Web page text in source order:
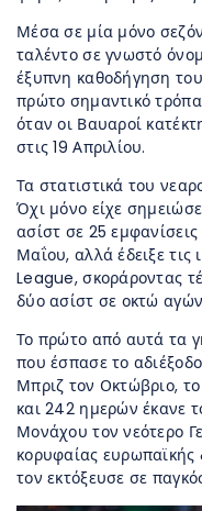
Μέσα σε μία μόνο
ταλέντο σε γνωστό
έξυπνη καθοδήγηση
πρώτο σημαντικό
όταν οι Βαυαροί
στις 19 Απριλίου.
Τα στατιστικά του
Όχι μόνο είχε
ασίστ σε 25
Μαΐου, αλλά έδειξε
League, σκοράροντας
δύο ασίστ σε οκτώ
Το πρώτο από αυτά τα
που έσπασε το
Μπριζ τον Οκτώβριο,
και 242 ημερών έκανε
Μονάχου τον νεότερο
κορυφαίας ευρωπαϊκής
τον εκτόξευσε σε